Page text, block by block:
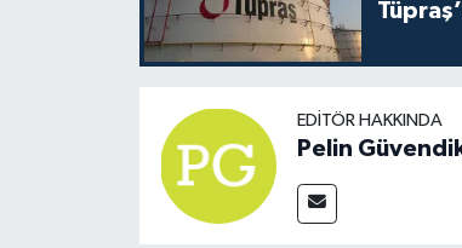
EDITÖR HAKKINDA
Pelin